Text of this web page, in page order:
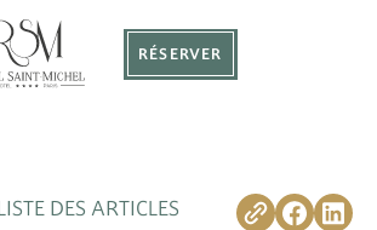
RÉSERVER
DES ARTICLES